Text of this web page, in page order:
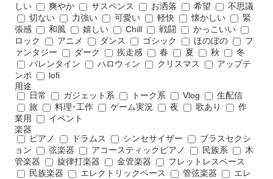
しい
爽やか サスペンス お洒落 希望
不思議
切ない
力強い 可愛い 軽快 懐かしい
緊
張感
和風 嬉しい Chill 戦闘
かっこいい
ロック
アニメ ダンス ゴシック ほのぼの
フ
ァンタジー
ダーク 疾走感 春 夏 秋
冬
バレンタイン
ハロウィン クリスマス
アップテ
ンポ
lofi
用途
日常
ガジェット系 トーク系 Vlog
生配信
旅
料理･工作 ゲーム実況 夜 歌あり
作
業用
イベント
楽器
ピアノ
ドラムス シンセサイザー
ブラスセクシ
ョン
弦楽器 アコースティックピアノ 民族系
木
管楽器
旋律打楽器 金管楽器
フレットレスベース
民族楽器
エレクトリックベース 管弦楽器
エレ